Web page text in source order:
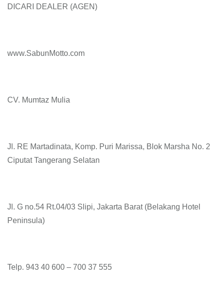
DICARI DEALER (AGEN)
www.SabunMotto.com
CV. Mumtaz Mulia
Jl. RE Martadinata, Komp. Puri Marissa, Blok Marsha No. 2
Ciputat Tangerang Selatan
Jl. G no.54 Rt.04/03 Slipi, Jakarta Barat (Belakang Hotel
Peninsula)
Telp. 943 40 600 – 700 37 555